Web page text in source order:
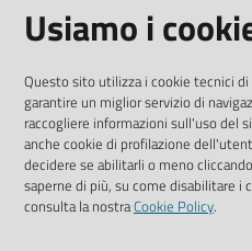
Media Policy
SEGUICI SU
YoutubeTwitterLinkedin
Usiamo i
Questo sito utilizza i cookie tecnici
garantire un miglior servizio di
raccogliere informazioni sull'uso del
anche cookie di profilazione
decidere se abilitarli o meno
saperne di più, su come disabilitare i
consulta la nostraCookie Policy.